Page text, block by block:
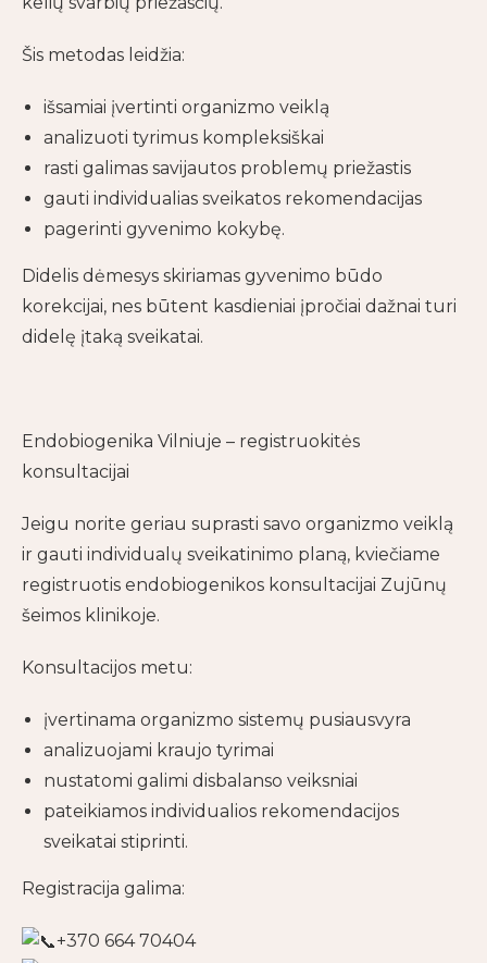
Šis metodas leidžia:
išsamiai įvertinti organizmo veiklą
analizuoti tyrimus kompleksiškai
rasti galimas savijautos problemų priežastis
gauti individualias sveikatos rekomendacijas
pagerinti gyvenimo kokybę.
Didelis dėmesys skiriamas gyvenimo būdo
korekcijai, nes būtent kasdieniai įpročiai dažnai turi
didelę įtaką sveikatai.
Endobiogenika Vilniuje – registruokitės
konsultacijai
Jeigu norite geriau suprasti savo organizmo veiklą
ir gauti individualų sveikatinimo planą, kviečiame
registruotis endobiogenikos konsultacijai Zujūnų
šeimos klinikoje.
Konsultacijos metu:
įvertinama organizmo sistemų pusiausvyra
analizuojami kraujo tyrimai
nustatomi galimi disbalanso veiksniai
pateikiamos individualios rekomendacijos
sveikatai stiprinti.
Registracija galima:
+370 664 70404